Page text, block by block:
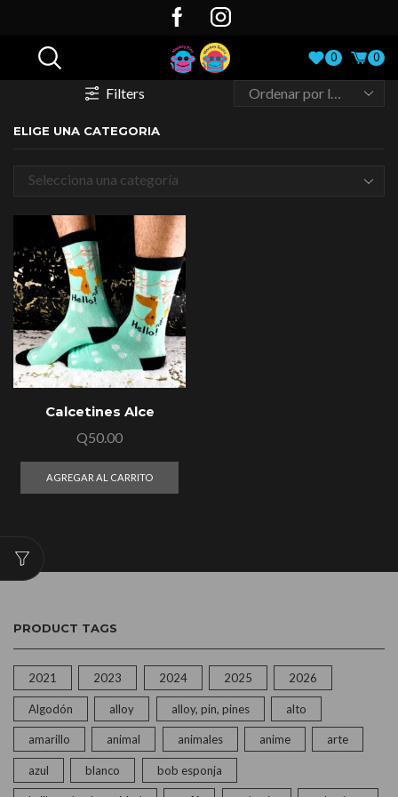
0 0
Filters
ELIGE UNA CATEGORIA
Selecciona una categoría
Calcetines Alce
Q50.00
AGREGAR AL CARRITO
PRODUCT TAGS
2021 2023 2024 2025 2026
Algodón alloy alloy, pin, pines alto
amarillo animal animales anime arte
azul blanco bob esponja